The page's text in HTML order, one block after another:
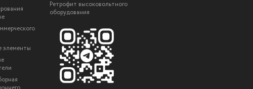
элементы
Ретрофит высоковольтного
оборудования